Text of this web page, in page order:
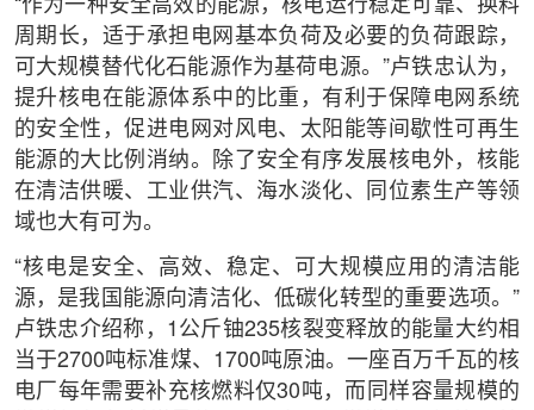
“作为一种安全高效的能源，核电运行稳定可靠、换料
周期长，适于承担电网基本负荷及必要的负荷跟踪，
可大规模替代化石能源作为基荷电源。”卢铁忠认为，
提升核电在能源体系中的比重，有利于保障电网系统
的安全性，促进电网对风电、太阳能等间歇性可再生
能源的大比例消纳。除了安全有序发展核电外，核能
在清洁供暖、工业供汽、海水淡化、同位素生产等领
域也大有可为。
“核电是安全、高效、稳定、可大规模应用的清洁能
源，是我国能源向清洁化、低碳化转型的重要选项。”
卢铁忠介绍称，1公斤铀235核裂变释放的能量大约相
当于2700吨标准煤、1700吨原油。一座百万千瓦的核
电厂每年需要补充核燃料仅30吨，而同样容量规模的